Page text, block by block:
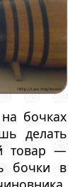
бочках
делать
товар —
бочки в